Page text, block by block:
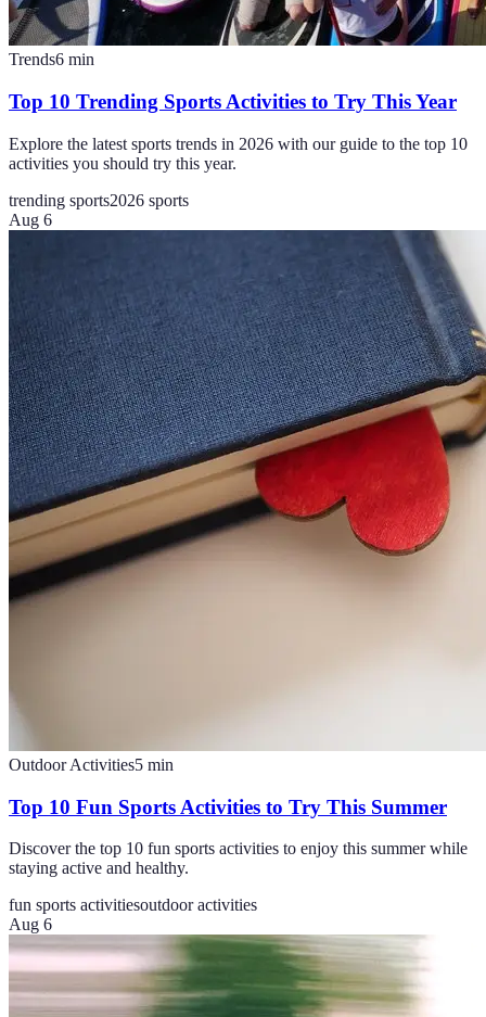
Trends6 min
Top 10 Trending Sports Activities to Try This Year
Explore the latest sports trends in 2026 with our guide to the top 10
activities you should try this year.
trending sports2026 sports
Aug 6
Outdoor Activities5 min
Top 10 Fun Sports Activities to Try This Summer
Discover the top 10 fun sports activities to enjoy this summer while
staying active and healthy.
fun sports activitiesoutdoor activities
Aug 6